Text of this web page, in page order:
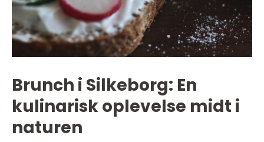
Brunch i Silkeborg: En
kulinarisk oplevelse midt i
naturen